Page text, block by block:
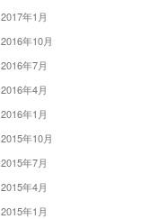
2017年1月
2016年10月
2016年7月
2016年4月
2016年1月
2015年10月
2015年7月
2015年4月
2015年1月